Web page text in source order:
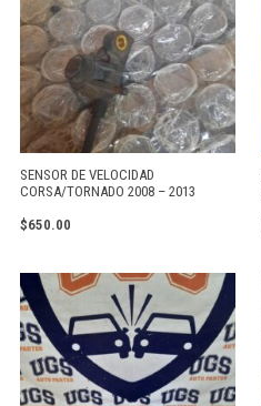
SENSOR DE VELOCIDAD
CORSA/TORNADO 2008 – 2013
$650.00